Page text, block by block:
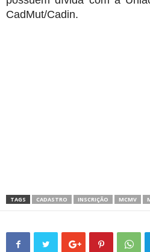
CadMut/Cadin.
TAGS CADASTRO INSCRIÇÃO MCMV